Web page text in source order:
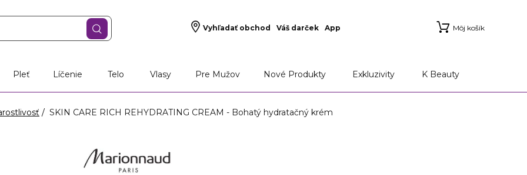
Vyhľadať obchod Váš darček App Môj košík
Pleť Líčenie Telo Vlasy Pre Mužov Nové Produkty Exkluzivity K Beauty
SKIN CARE RICH REHYDRATING CREAM - Bohatý hydratačný krém